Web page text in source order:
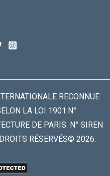
RECONNUE
LA LOI 1901.N°
DE PARIS. N° SIREN
RÉSERVÉS© 2026.